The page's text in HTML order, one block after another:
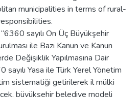
municipalities in terms of rural-
sayılı On Üç Büyükşehir
ile Bazı Kanun ve Kanun
Değişiklik Yapılmasına Dair
sayılı Yasa ile Türk Yerel Yönetim
sistematiği getirilerek il mülki
büyükşehir belediye modeli